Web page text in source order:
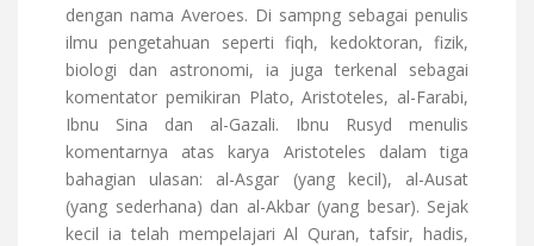
dengan nama Averoes. Di sampng sebagai penulis
ilmu pengetahuan seperti fiqh, kedoktoran, fizik,
biologi dan astronomi, ia juga terkenal sebagai
komentator pemikiran Plato, Aristoteles, al-Farabi,
Ibnu Sina dan al-Gazali. Ibnu Rusyd menulis
komentarnya atas karya Aristoteles dalam tiga
bahagian ulasan: al-Asgar (yang kecil), al-Ausat
(yang sederhana) dan al-Akbar (yang besar). Sejak
kecil ia telah mempelajari Al Quran, tafsir, hadis,